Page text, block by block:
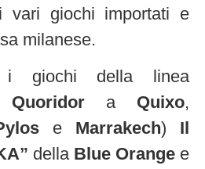
vari giochi importati e
milanese.
i giochi della linea
Quoridora Quixo,
e Marrakech) Il
della Blue Orange e